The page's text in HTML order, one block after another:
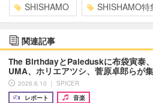
SHISHAMO SHISHAMO特
関連記事
The BirthdayとPaleduskに布袋寅泰
UMA、ホリエアツシ、菅原卓郎らが
2026.6.10 ｜ SPICER
レポート
音楽